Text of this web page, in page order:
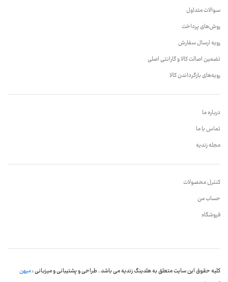
سوالات متداول
روش‌های پرداخت
رویه ارسال سفارش
تضمین اصالت کالا و گارانتی اصلی
رویه‌های بازگرداندن کالا
درباره ما
تماس با ما
مجله زندیه
کنترل محصولات
حساب من
فروشگاه
کلیه حقوق این سایت متعلق به هلدینگ زندیه می باشد . طراحی و پشتیبانی و میزبانی :میهن